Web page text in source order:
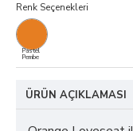
Renk Seçenekleri
Pastel
Pembe
ÜRÜN AÇIKLAMASI